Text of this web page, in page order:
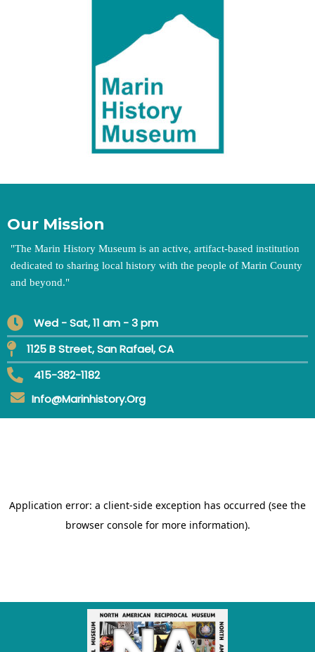
Our Mission
"The Marin History Museum is an active, artifact-based institution
dedicated to sharing local history with the people of Marin County
and beyond."
Wed - Sat, 11 am - 3 pm
1125 B Street, San Rafael, CA
415-382-1182
Info@marinhistory.org